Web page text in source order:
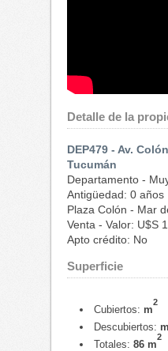
Detalle de la
DEP479 - Av.
Tucumán
Departamento -
Antigüedad: 0 años
Plaza Colón - Mar
Venta - Valor: U$S
Apto crédito: No
Superficie
Cubiertos: m
2
Descubiertos: m
Totales: 86 m
2